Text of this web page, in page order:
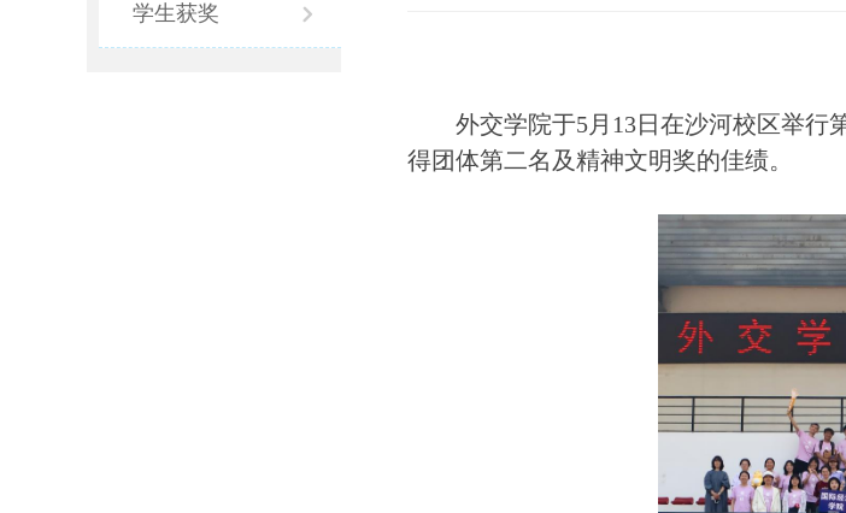
学生获奖
外交学院于5月13日在沙河校区举行
得团体第二名及精神文明奖的佳绩。